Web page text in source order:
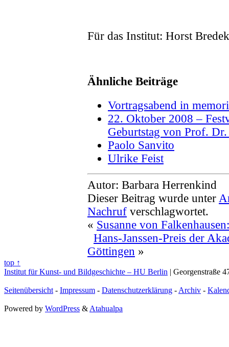
Für das Institut: Horst
Ähnliche Beiträge
Vortragsabend in
22. Oktober 2008 –
Geburtstag von Prof.
Paolo Sanvito
Ulrike Feist
Autor: Barbara Herrenkind
Dieser Beitrag wurde unter
Nachruf verschlagwortet.
« Susanne von
Hans-Janssen-Preis der
Göttingen »
top ↑
Institut für Kunst- und Bildgeschichte – HU Berlin | Georgenstraße
Seitenübersicht - Impressum - Datenschutzerklärung - Archiv -
Powered by WordPress & Atahualpa